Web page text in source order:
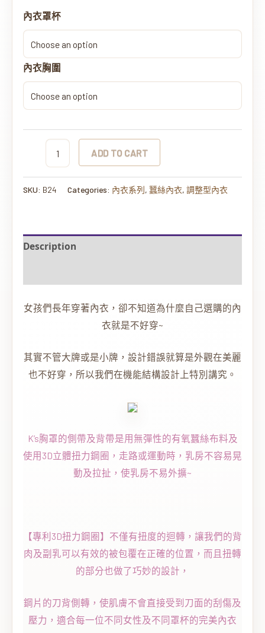
內衣罩杯
內衣胸圍
ADD TO CART
SKU: B24 Categories: 內衣系列, 蠶絲內衣, 調整型內衣
Description
女孩們長年穿著內衣，卻不知道為什麼自己選購的內
衣就是不好穿~
其實不管大牌或是小牌，設計錯誤就算是外觀在美麗
也不好穿，所以我們在機能結構設計上特別講究。
K’s胸罩的側帶及背帶是用無彈性的有氧蠶絲布料及
使用3D立體扭力鋼圈，走路或運動時，乳房不容易晃
動及拉扯，使乳房不易外擴~
【專利3D扭力鋼圈】不僅有扭度的迴轉，讓我們的背
肉及副乳可以有效的被包覆在正確的位置，而且扭轉
的部分也做了巧妙的設計，
鋼片的刀背側轉，使肌膚不會直接受到刀面的刮傷及
壓力，適合每一位不同女性及不同罩杯的完美內衣